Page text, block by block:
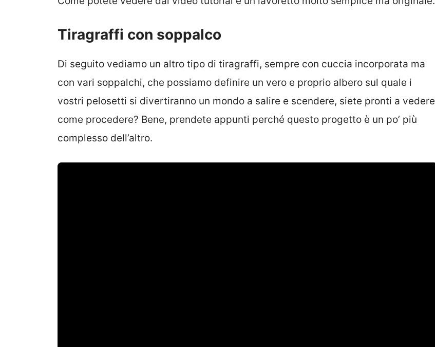
Tiragraffi con soppalco
Di seguito vediamo un altro tipo di tiragraffi, sempre con cuccia incorporata ma
con vari soppalchi, che possiamo definire un vero e proprio albero sul quale i
vostri pelosetti si divertiranno un mondo a salire e scendere, siete pronti a vedere
come procedere? Bene, prendete appunti perché questo progetto è un po’ più
complesso dell’altro.